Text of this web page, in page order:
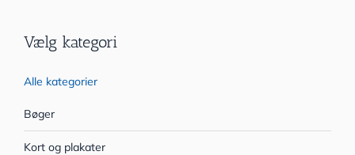
Vælg kategori
Alle kategorier
Bøger
Kort og plakater